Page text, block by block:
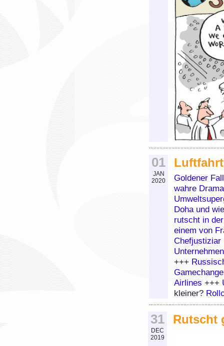
01
JAN
2020
Goldener
wahre
Doha und
rutscht in
einem von
Chefjustiziar
Unternehmen
+++
Airlines +++
kleiner?
31
DEC
2019
Rutscht